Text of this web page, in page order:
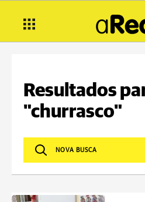
Resultados
"churrasco"